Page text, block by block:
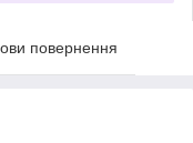
повернення